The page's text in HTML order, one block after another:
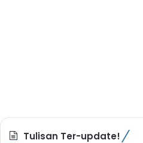
Tulisan Ter-update!